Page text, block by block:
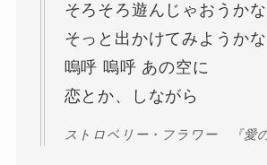
そろそろ遊んじゃおうかな
そっと出かけてみようか
嗚呼 嗚呼 あの空に
恋とか、しながら
ストロベリー・フラワー 『愛